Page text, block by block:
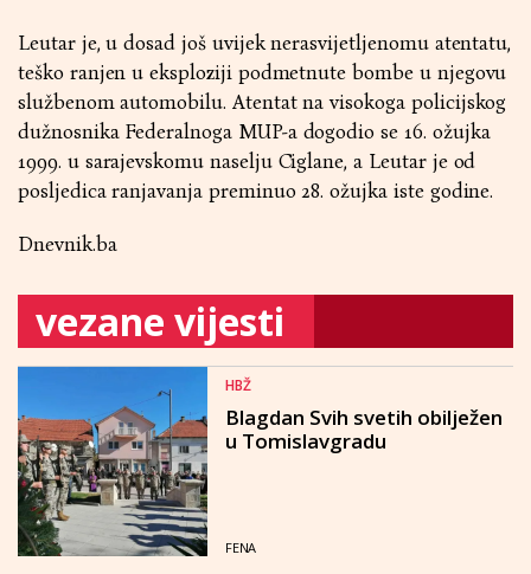
Leutar je, u dosad još uvijek nerasvijetljenomu atentatu,
teško ranjen u eksploziji podmetnute bombe u njegovu
službenom automobilu. Atentat na visokoga policijskog
dužnosnika Federalnoga MUP-a dogodio se 16. ožujka
1999. u sarajevskomu naselju Ciglane, a Leutar je od
posljedica ranjavanja preminuo 28. ožujka iste godine.
Dnevnik.ba
vezane vijesti
HBŽ
Blagdan Svih svetih obilježen
u Tomislavgradu
FENA